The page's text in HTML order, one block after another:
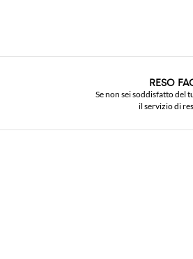
RESO
Se non sei soddisfatto del
il servizio di